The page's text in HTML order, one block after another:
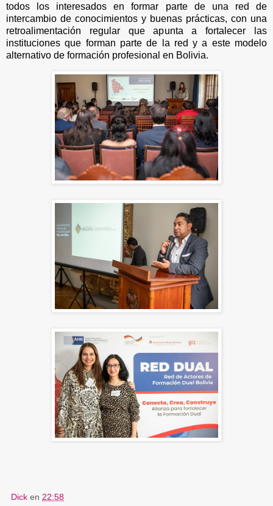
todos los interesados en formar parte de una red de
intercambio de conocimientos y buenas prácticas, con una
retroalimentación regular que apunta a fortalecer las
instituciones que forman parte de la red y a este modelo
alternativo de formación profesional en Bolivia.
Dick en 22:58